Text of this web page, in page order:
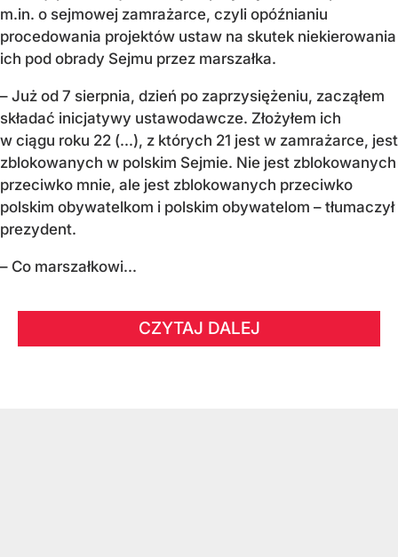
m.in. o sejmowej zamrażarce, czyli opóźnianiu
procedowania projektów ustaw na skutek niekierowania
ich pod obrady Sejmu przez marszałka.
– Już od 7 sierpnia, dzień po zaprzysiężeniu, zacząłem
składać inicjatywy ustawodawcze. Złożyłem ich
w ciągu roku 22 (...), z których 21 jest w zamrażarce, jest
zblokowanych w polskim Sejmie. Nie jest zblokowanych
przeciwko mnie, ale jest zblokowanych przeciwko
polskim obywatelkom i polskim obywatelom – tłumaczył
prezydent.
– Co marszałkowi...
CZYTAJ DALEJ